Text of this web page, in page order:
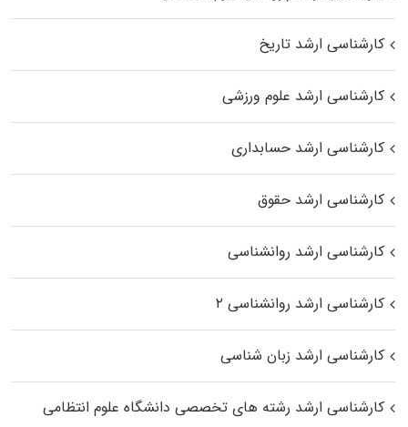
کارشناسی ارشد تاریخ
کارشناسی ارشد علوم ورزشی
کارشناسی ارشد حسابداری
کارشناسی ارشد حقوق
کارشناسی ارشد روانشناسی
کارشناسی ارشد روانشناسی ۲
کارشناسی ارشد زبان شناسی
کارشناسی ارشد رﺷﺘﻪ ﻫﺎی تخصصی داﻧﺸﮕﺎه ﻋﻠﻮم انتظامی